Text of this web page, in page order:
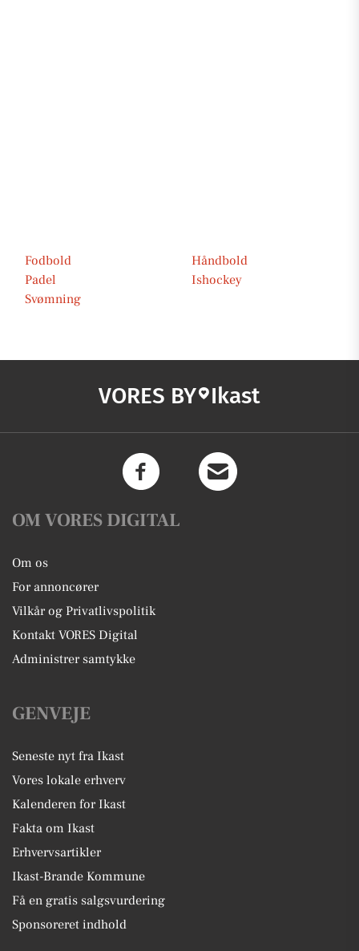
Fodbold
Håndbold
Padel
Ishockey
Svømning
VORES BY Ikast
OM VORES DIGITAL
Om os
For annoncører
Vilkår og Privatlivspolitik
Kontakt VORES Digital
Administrer samtykke
GENVEJE
Seneste nyt fra Ikast
Vores lokale erhverv
Kalenderen for Ikast
Fakta om Ikast
Erhvervsartikler
Ikast-Brande Kommune
Få en gratis salgsvurdering
Sponsoreret indhold